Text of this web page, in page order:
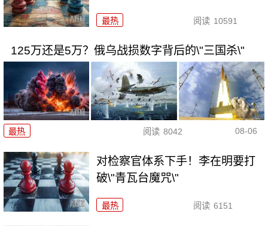
最热 阅读 10591
125万还是5万？俄乌战损数字背后的\"三国杀\"
最热 阅读 8042 08-06
对检察官体系下手！李在明要打
破\"青瓦台魔咒\"
最热 阅读 6151